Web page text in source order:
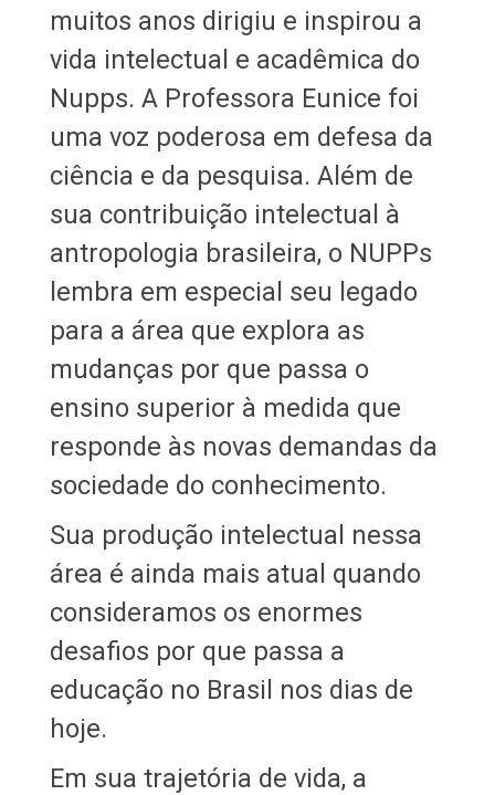
muitos anos dirigiu e inspirou a
vida intelectual e acadêmica do
Nupps. A Professora Eunice foi
uma voz poderosa em defesa da
ciência e da pesquisa. Além de
sua contribuição intelectual à
antropologia brasileira, o NUPPs
lembra em especial seu legado
para a área que explora as
mudanças por que passa o
ensino superior à medida que
responde às novas demandas da
sociedade do conhecimento.
Sua produção intelectual nessa
área é ainda mais atual quando
consideramos os enormes
desafios por que passa a
educação no Brasil nos dias de
hoje.
Em sua trajetória de vida, a